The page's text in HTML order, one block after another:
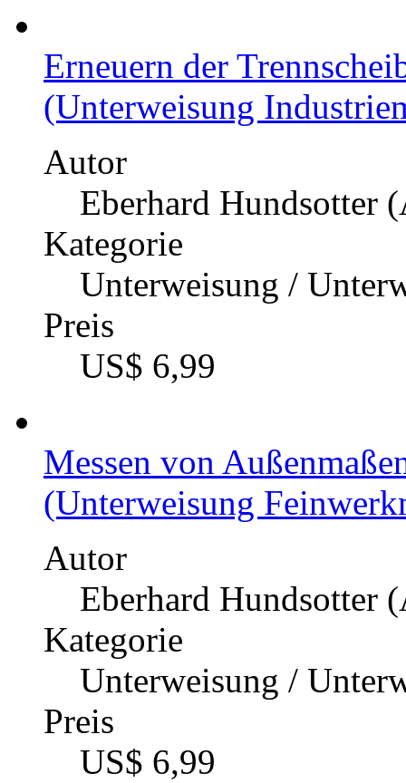
Erneuern der
(Unterweisung
Autor
Eberhard Hundsotter
Kategorie
Unterweisung /
Preis
US$ 6,99
Messen von
(Unterweisung
Autor
Eberhard Hundsotter
Kategorie
Unterweisung /
Preis
US$ 6,99